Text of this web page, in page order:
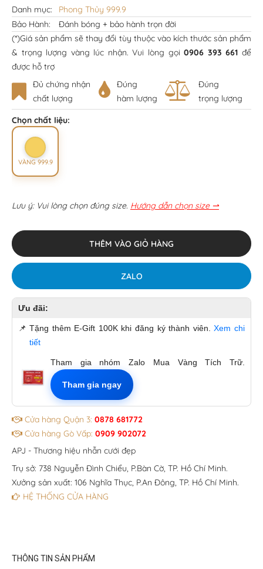
Danh mục:
Phong Thủy 999.9
Bảo Hành:
Đánh bóng + bảo hành trọn đời
(*)Giá sản phẩm sẽ thay đổi tùy thuộc vào kích thước sản phẩm
& trọng lượng vàng lúc nhận. Vui lòng gọi0906 393 661 để
được hỗ trợ
Đủ chứng nhận
chất lượng
Đúng
hàm lượng
Đúng
trọng lượng
Chọn chất liệu:
VÀNG 999.9
Lưu ý: Vui lòng chọn đúng size. Hướng dẫn chọn size ⇀
THÊM VÀO GIỎ HÀNG
ZALO
Ưu đãi:
📌 Tặng thêm E-Gift 100K khi đăng ký thành viên.Xem chi
tiết
Tham gia nhóm Zalo Mua Vàng Tích Trữ.
Tham gia ngay
Cửa hàng Quận 3: 0878 681772
Cửa hàng Gò Vấp: 0909 902072
APJ - Thương hiệu nhẫn cưới đẹp
Trụ sở: 738 Nguyễn Đình Chiểu, P.Bàn Cờ, TP. Hồ Chí Minh.
Xưởng sản xuất: 106 Nghĩa Thục, P.An Đông, TP. Hồ Chí Minh.
HỆ THỐNG CỬA HÀNG
THÔNG TIN SẢN PHẨM